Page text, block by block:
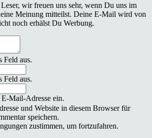
wir freuen uns sehr, wenn Du uns im
Meinung mitteilst. Deine E-Mail wird von
noch erhälst Du Werbung.
Feld aus.
Feld aus.
Mail-Adresse ein.
und Website in diesem Browser für
speichern.
zustimmen, um fortzufahren.